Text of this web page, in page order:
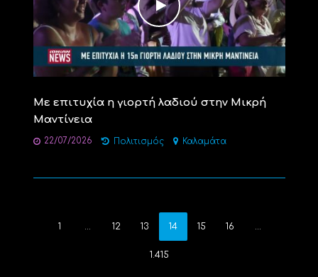
Με επιτυχία η γιορτή λαδιού στην Μικρή
Μαντίνεια
22/07/2026 Πολιτισμός Καλαμάτα
1 12 13 14 15 16
1.415